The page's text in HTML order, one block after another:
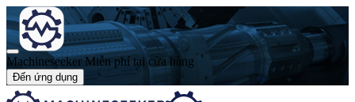
Machineseeker Miễn phí tại cửa hàng
Đến ứng dụng